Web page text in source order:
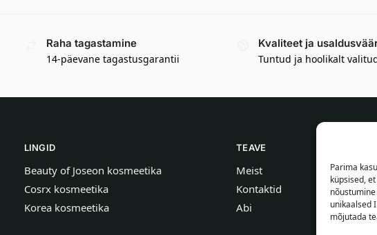
Parima
küpsised,
unikaalsed
mõjutada
Raha tagastamine
14-päevane tagastusgarantii
Kvaliteet ja
Tuntud ja hoolikalt
LINGID
Beauty of Joseon kosmeetika
Cosrx kosmeetika
Korea kosmeetika
TEAVE
Meist
Kontaktid
Abi